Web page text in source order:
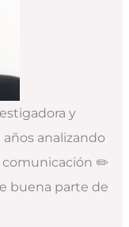
y
analizando
comunicación ✏️
buena parte de